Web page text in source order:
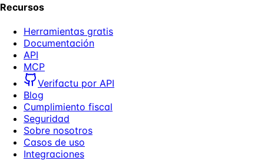
Recursos
Herramientas gratis
Documentación
API
MCP
Verifactu por API
Blog
Cumplimiento fiscal
Seguridad
Sobre nosotros
Casos de uso
Integraciones